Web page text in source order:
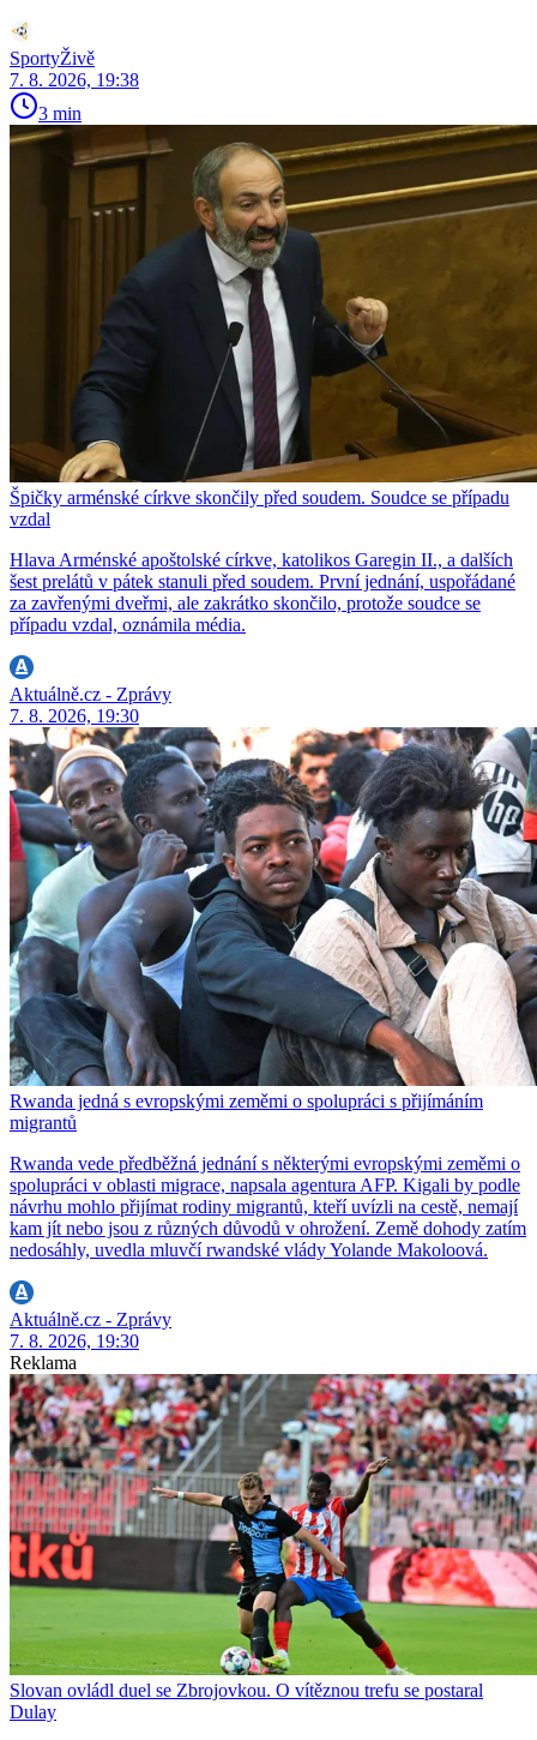
SportyŽivě
7. 8. 2026, 19:38
3 min
Špičky arménské církve skončily před soudem. Soudce se případu
vzdal
Hlava Arménské apoštolské církve, katolikos Garegin II., a dalších
šest prelátů v pátek stanuli před soudem. První jednání, uspořádané
za zavřenými dveřmi, ale zakrátko skončilo, protože soudce se
případu vzdal, oznámila média.
Aktuálně.cz - Zprávy
7. 8. 2026, 19:30
Rwanda jedná s evropskými zeměmi o spolupráci s přijímáním
migrantů
Rwanda vede předběžná jednání s některými evropskými zeměmi o
spolupráci v oblasti migrace, napsala agentura AFP. Kigali by podle
návrhu mohlo přijímat rodiny migrantů, kteří uvízli na cestě, nemají
kam jít nebo jsou z různých důvodů v ohrožení. Země dohody zatím
nedosáhly, uvedla mluvčí rwandské vlády Yolande Makoloová.
Aktuálně.cz - Zprávy
7. 8. 2026, 19:30
Reklama
Slovan ovládl duel se Zbrojovkou. O vítěznou trefu se postaral
Dulay